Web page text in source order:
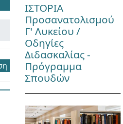
ΙΣΤΟΡΙΑ
Προσανατολισμού
Γ' Λυκείου /
Οδηγίες
Διδασκαλίας -
Πρόγραμμα
Σπουδών